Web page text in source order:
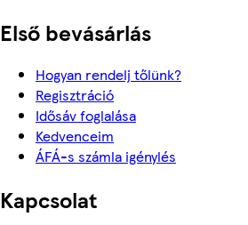
Első bevásárlás
Hogyan rendelj tőlünk?
Regisztráció
Idősáv foglalása
Kedvenceim
ÁFÁ-s számla igénylés
Kapcsolat